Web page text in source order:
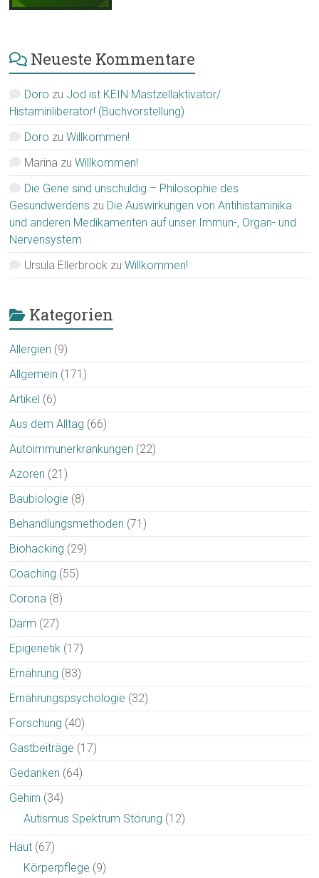
Neueste Kommentare
Doro zu Jod ist KEIN Mastzellaktivator/
Histaminliberator! (Buchvorstellung)
Doro zuWillkommen!
Marina zuWillkommen!
Die Gene sind unschuldig – Philosophie des
Gesundwerdens zu Die Auswirkungen von Antihistaminika
und anderen Medikamenten auf unser Immun-, Organ- und
Nervensystem
Ursula Ellerbrock zuWillkommen!
Kategorien
Allergien (9)
Allgemein (171)
Artikel (6)
Aus dem Alltag (66)
Autoimmunerkrankungen (22)
Azoren (21)
Baubiologie (8)
Behandlungsmethoden (71)
Biohacking (29)
Coaching (55)
Corona (8)
Darm (27)
Epigenetik (17)
Ernährung (83)
Ernährungspsychologie (32)
Forschung (40)
Gastbeiträge (17)
Gedanken (64)
Gehirn (34)
Autismus Spektrum Störung (12)
Haut (67)
Körperpflege (9)